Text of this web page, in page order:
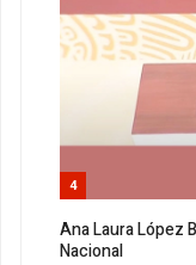
4
Ana Laura López
Nacional